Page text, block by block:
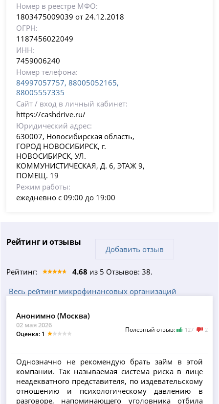
Номер в реестре МФО:
1803475009039 от 24.12.2018
ОГРН:
1187456022049
ИНН:
7459006240
Номер телефона:
84997057757, 88005052165,
88005557335
Сайт / вход в личный кабинет:
https://cashdrive.ru/
Юридический адрес:
630007, Новосибирская область,
ГОРОД НОВОСИБИРСК, г.
НОВОСИБИРСК, УЛ.
КОММУНИСТИЧЕСКАЯ, Д. 6, ЭТАЖ 9,
ПОМЕЩ. 19
Режим работы:
ежедневно с 09:00 до 19:00
Рейтинг и отзывы
Добавить отзыв
Рейтинг: 4.68 из 5 Отзывов: 38.
Весь рейтинг микрофинансовых организаций
Анонимно (Москва)
02 мая 2026
Оценка: 1 Полезный отзыв: 127 2
Однозначно не рекомендую брать займ в этой
компании. Так называемая система риска в лице
неадекватного представителя, по издевательскому
отношению и психологическому давлению в
разговоре, напоминающего уголовника отбила